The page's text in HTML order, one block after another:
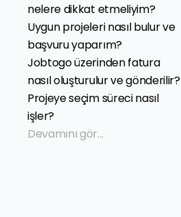
nelere dikkat etmeliyim?
Uygun projeleri nasıl bulur ve
başvuru yaparım?
Jobtogo üzerinden fatura
nasıl oluşturulur ve gönderilir?
Projeye seçim süreci nasıl
işler?
Devamını gör...